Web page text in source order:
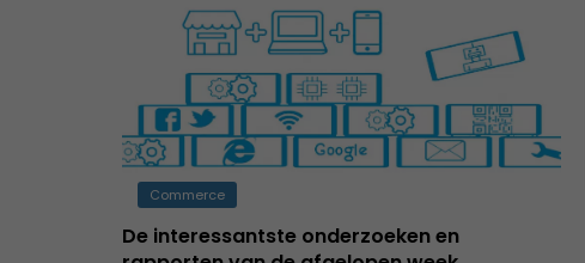
Commerce
De interessantste onderzoeken en